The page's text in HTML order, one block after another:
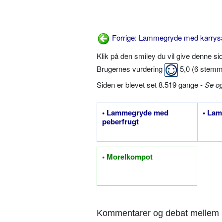
Forrige: Lammegryde med
Klik på den smiley du vil give denne
Brugernes vurdering
5,0 (6
Siden er blevet set 8.519 gange -Se
• Lammegryde med
peberfrugt
•
• Morelkompot
Kommentarer og debat